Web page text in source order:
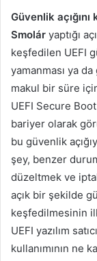
Güvenlik
Smolár yaptığı
keşfedilen UEFI
yamanması ya
makul bir süre
UEFI Secure
bariyer olarak
bu güvenlik
şey, benzer
düzeltmek ve
açık bir şekilde
keşfedilmesinin
UEFI yazılım
kullanımının ne